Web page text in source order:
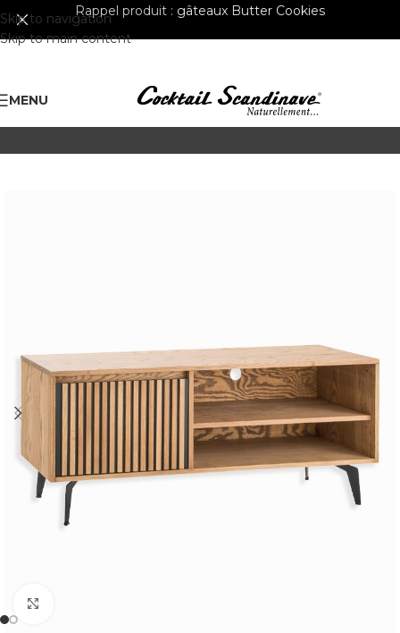
Skip to navigation
Skip to main content
Rappel produit : gâteaux Butter Cookies
MENU